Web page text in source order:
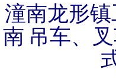
潼南龙形
南 吊车、